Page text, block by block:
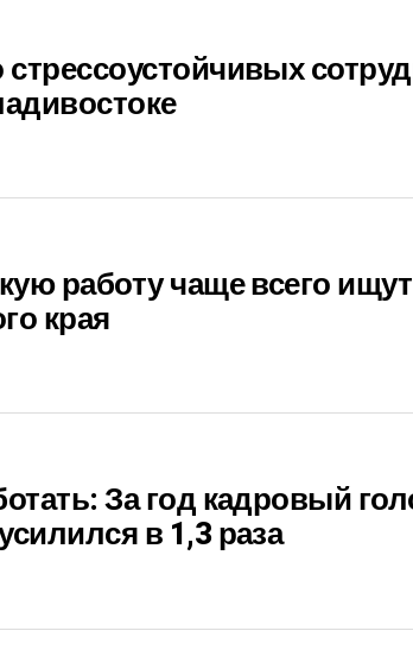
работу чаще всего
края
За год кадровый
в 1,3 раза